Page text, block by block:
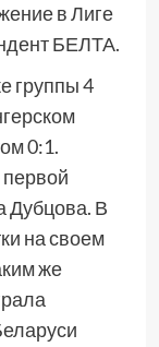
в Лиге
БЕЛТА.
группы 4
0:1.
Дубцова. В
на своем
же